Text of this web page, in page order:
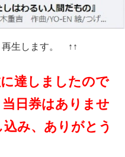
生します。 ↑↑
に達しましたので
日券はありませ
み、ありがとう